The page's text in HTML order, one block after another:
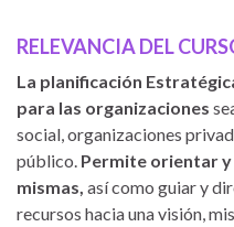
RELEVANCIA DEL
La planificación
para las organizaciones
social, organizaciones
público. Permite orientar
mismas, así como guiar y
recursos hacia una visión,